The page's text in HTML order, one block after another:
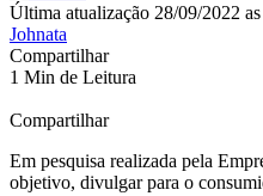
Última atualização 28/09/2022 as
Johnata
Compartilhar
1 Min de Leitura
Compartilhar
Em pesquisa realizada pela
objetivo, divulgar para o